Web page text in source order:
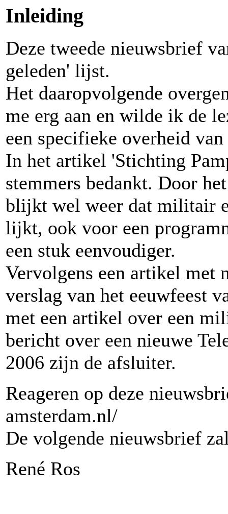
Inleiding
Deze tweede nieuwsbrief
geleden' lijst.
Het daaropvolgende
me erg aan en wilde ik de
een specifieke overheid
In het artikel 'Stichting
stemmers bedankt. Door
blijkt wel weer dat militair
lijkt, ook voor een
een stuk eenvoudiger.
Vervolgens een artikel met
verslag van het eeuwfeest
met een artikel over een
bericht over een nieuwe
2006 zijn de afsluiter.
Reageren op deze
amsterdam.nl/
De volgende nieuwsbrief
René Ros